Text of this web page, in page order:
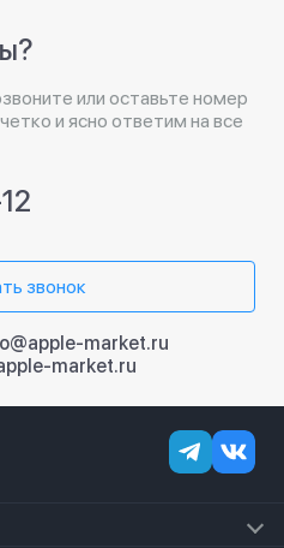
или оставьте номер
и ясно ответим на все
звонок
market.ru
market.ru